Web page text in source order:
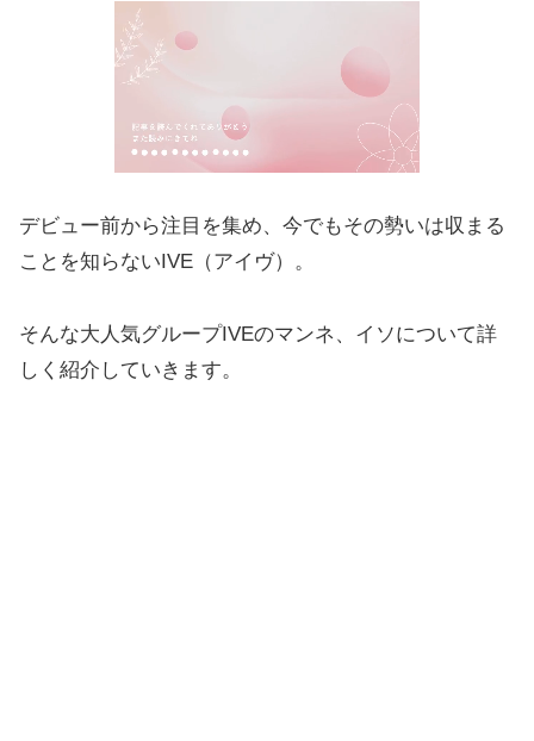
デビュー前から注目を集め、今でもその勢いは収まる
ことを知らないIVE（アイヴ）。
そんな大人気グループIVEのマンネ、イソについて詳
しく紹介していきます。